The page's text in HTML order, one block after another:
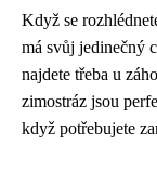
Když se
má svůj jedinečný
najdete třeba u
zimostráz jsou
když potřebujete